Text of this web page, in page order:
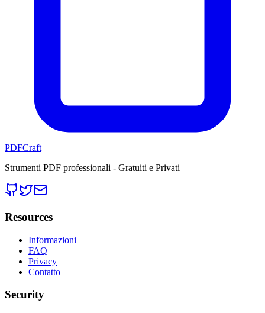
PDFCraft
Strumenti PDF professionali - Gratuiti e Privati
Resources
Informazioni
FAQ
Privacy
Contatto
Security